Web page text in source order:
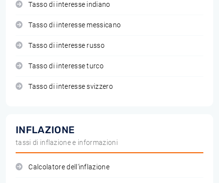
Tasso di interesse indiano
Tasso di interesse messicano
Tasso di interesse russo
Tasso di interesse turco
Tasso di interesse svizzero
INFLAZIONE
tassi di inflazione e informazioni
Calcolatore dell'inflazione